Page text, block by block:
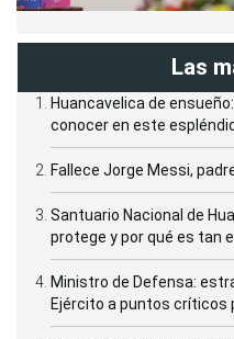
Las
Huancavelica de
conocer en este
Fallece Jorge Messi,
Santuario Nacional de
protege y por qué es tan
Ministro de Defensa:
Ejército a puntos críticos